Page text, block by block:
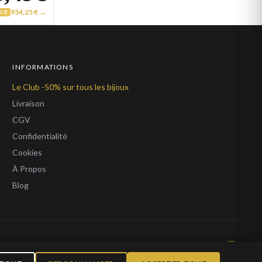
954,25 € →
INFORMATIONS
Le Club -50% sur tous les bijoux
Livraison
CGV
Confidentialité
Cookies
À Propos
Blog